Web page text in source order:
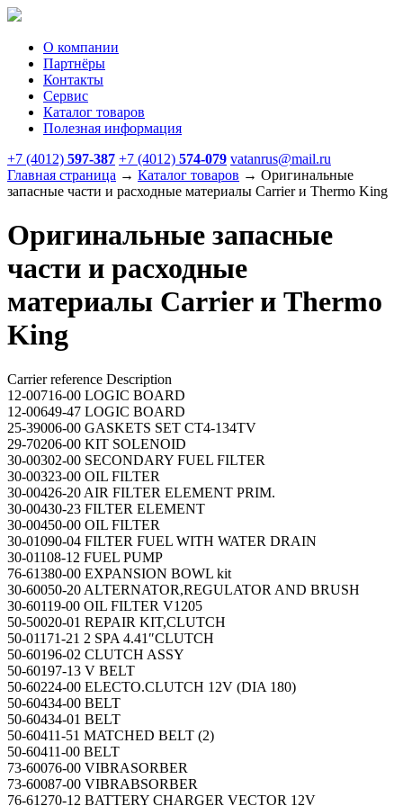
О компании
Партнёры
Контакты
Сервис
Каталог товаров
Полезная информация
+7 (4012) 597-387 +7 (4012) 574-079 vatanrus@mail.ru
Главная страница → Каталог товаров → Оригинальные
запасные части и расходные материалы Carrier и Thermo King
Оригинальные запасные
части и расходные
материалы Carrier и Thermo
King
Carrier reference Description
12-00716-00 LOGIC BOARD
12-00649-47 LOGIC BOARD
25-39006-00 GASKETS SET CT4-134TV
29-70206-00 KIT SOLENOID
30-00302-00 SECONDARY FUEL FILTER
30-00323-00 OIL FILTER
30-00426-20 AIR FILTER ELEMENT PRIM.
30-00430-23 FILTER ELEMENT
30-00450-00 OIL FILTER
30-01090-04 FILTER FUEL WITH WATER DRAIN
30-01108-12 FUEL PUMP
76-61380-00 EXPANSION BOWL kit
30-60050-20 ALTERNATOR,REGULATOR AND BRUSH
30-60119-00 OIL FILTER V1205
50-50020-01 REPAIR KIT,CLUTCH
50-01171-21 2 SPA 4.41″CLUTCH
50-60196-02 CLUTCH ASSY
50-60197-13 V BELT
50-60224-00 ELECTO.CLUTCH 12V (DIA 180)
50-60434-00 BELT
50-60434-01 BELT
50-60411-51 MATCHED BELT (2)
50-60411-00 BELT
73-60076-00 VIBRASORBER
73-60087-00 VIBRABSORBER
76-61270-12 BATTERY CHARGER VECTOR 12V